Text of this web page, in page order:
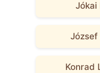
Jókai
József
Konrad